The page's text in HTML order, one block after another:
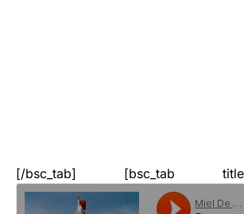
[/bsc_tab] [bsc_tab